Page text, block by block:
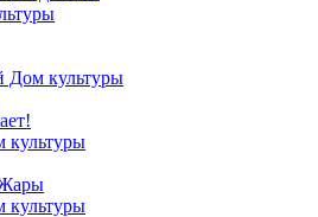
Дом культуры
культуры
культуры